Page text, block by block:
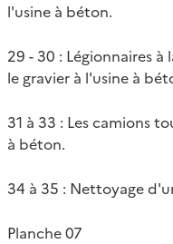
l'usine à béton.
29 - 30 : Légionnaires
le gravier à l'usine à
31 à 33 : Les camions
à béton.
34 à 35 : Nettoyage
Planche 07